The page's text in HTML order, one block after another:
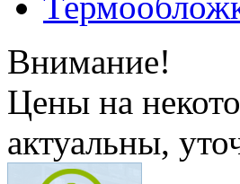
Внимание!
Цены на
актуальны,